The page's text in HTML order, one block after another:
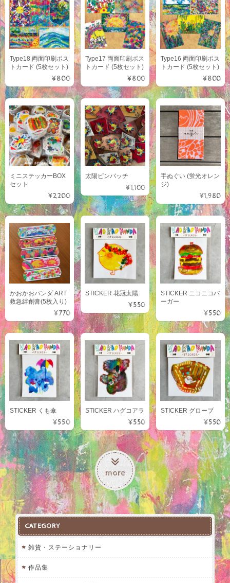
Type18 両面印刷ポス
トカード (5枚セット)
¥800
Type17 両面印刷ポス
トカード (5枚セット)
¥800
Type16 両面印刷ポス
トカード (5枚セット)
¥800
ミニステッカーBOX
セット
¥2,200
太陽ピンバッチ
¥1,100
手ぬぐい (蛍光オレン
ジ)
¥1,980
かおかおパンダ ART
救急絆創膏(5枚入り)
¥770
STICKER 花冠太陽
¥550
STICKER ニコニコバ
ーガー
¥550
STICKER くも傘
¥550
STICKER ハグコアラ
¥550
STICKER グローブ
¥550
more
CATEGORY
雑貨・ステーショナリー
作品集